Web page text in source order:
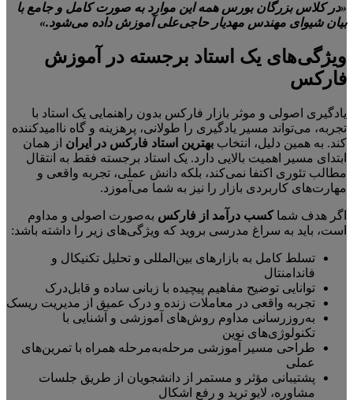
«در کلاس بزرگان بورس همه این موارد به صورت کامل و جامع با
بیان شیوای مهندس مهدیار حاجی‌علی آموزش داده می‌شود.»
ویژگی‌های یک استاد برجسته در آموزش
فارکس
یادگیری اصولی و موثر بازار فارکس بدون راهنمایی یک استاد با
تجربه، می‌تواند مسیر یادگیری را طولانی، پرهزینه و گاه ناامیدکننده
کند. به همین دلیل، انتخاب بهترین استاد فارکس در ایران از همان
ابتدای مسیر اهمیت بالایی دارد. یک استاد برجسته فقط به انتقال
مطالب تئوری اکتفا نمی‌کند، بلکه دانش عملی، تجربه واقعی و
مهارت‌های کاربردی بازار را نیز به شما می‌آموزد.
اگر هدف شما کسب درآمد از فارکس به‌صورت اصولی و مداوم
است، باید به سراغ مدرسی بروید که ویژگی‌های زیر را داشته باشد:
تسلط کامل به بازارهای بین‌المللی و تحلیل تکنیکال و
فاندامنتال
توانایی توضیح مفاهیم پیچیده با زبانی ساده و قابل‌درک
تجربه واقعی در معاملات زنده و درک عمیق از مدیریت ریسک
به‌روزرسانی مداوم روش‌های آموزشی و آشنایی با
تکنولوژی‌های نوین
طراحی مسیر آموزشی مرحله‌به‌مرحله همراه با تمرین‌های
عملی
پشتیبانی مؤثر و مستمر از دانشجویان از طریق جلسات
مشاوره، لایو ترید و رفع اشکال